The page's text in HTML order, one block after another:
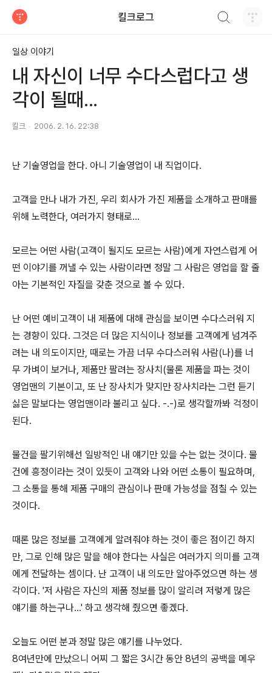
킬크로그
일상 이야기
내 자신이 너무 수다스럽다고 생
각이 될때...
킬크 2006. 2. 16. 22:38
난 기술영업을 한다. 아니 기술영업이 내 직업이다.
고객을 만나 내가 가진, 우리 회사가 가진 제품을 소개하고 판매를
위해 노력한다, 여러가지 형태로...
모르는 어떤 사람(고객이 될지도 모르는 사람)에게 자연스럽게 어
떤 이야기를 꺼낼 수 있는 사람이라면 정말 그 사람은 영업을 할 줄
아는 기본적인 자질을 갖춘 것으로 볼 수 있다.
난 어떤 예비고객이 내 제품에 대해 관심을 보이면 수다스러워 지
는 경향이 있다. 그것은 더 많은 지식이나 정보를 고객에게 넘겨주
려는 내 의도이지만, 때로는 가끔 너무 수다스러워 사람(나)를 너
무 가벼이 보거나, 제품만 팔려는 장사치(물론 제품을 파는 것이
영업맨의 기본이고, 또 난 장사치가 맞지만 장사치라는 그런 듣기
싫은 말보다는 영업맨이라 불리고 싶다. -.-)로 생각할까봐 걱정이
된다.
물건을 팔기위해선 일방적인 내 얘기만 있을 수는 없는 것이다. 물
건에 흥정이라는 것이 있듯이 고객와 나와 어떤 소통이 필요하며,
그 소통을 통해 제품 구매의 관심이나 판매 가능성을 점칠 수 있는
것이다.
때론 많은 정보를 고객에게 알려줘야 하는 것이 좋은 점이긴 하지
만, 그로 인해 많은 말을 해야 한다는 사실은 여러가지 의미를 고객
에게 전달하는 셈이다. 난 고객이 내 의도만 알아주었으면 하는 생
각이다. '저 사람은 자신의 제품 정보를 많이 알리려 저렇게 많은
얘기를 하는구나...' 하고 생각해 줬으면 좋겠다.
오늘도 어떤 분과 정말 많은 얘기를 나누었다.
8여년만에 만났으니 어찌 그 짧은 3시간 동안 8년의 공백을 메우